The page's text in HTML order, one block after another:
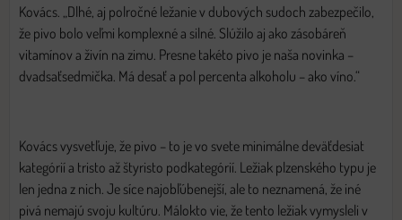
Kovács. „Dlhé, aj polročné ležanie v dubových sudoch zabezpečilo,
že pivo bolo veľmi komplexné a silné. Slúžilo aj ako zásobáreň
vitamínov a živín na zimu. Presne takéto pivo je naša novinka –
dvadsaťsedmička. Má desať a pol percenta alkoholu – ako víno.“
Kovács vysvetľuje, že pivo – to je vo svete minimálne deväťdesiat
kategórií a tristo až štyristo podkategórií. Ležiak plzenského typu je
len jedna z nich. Je síce najobľúbenejší, ale to neznamená, že iné
pivá nemajú svoju kultúru. Málokto vie, že tento ležiak vymysleli v